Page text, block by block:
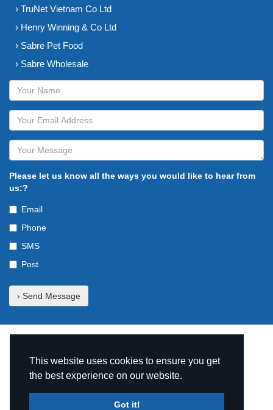
This website uses cookies to ensure you get
the best experience on our website.
Got it!
› TruNet Vietnam Co Ltd
› Henry Winning & Co Ltd
› Sabre Pet Food
› Sabre Wholesale
Please let us know all the ways you would like to hear from
us:?
Email
Phone
SMS
Post
© Copyright The TruNet Group 2026